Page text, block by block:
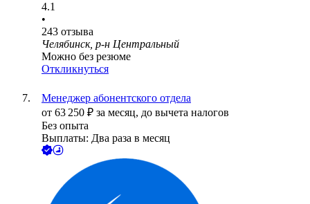
4.1
•
243 отзыва
Челябинск, р-н Центральный
Можно без резюме
Откликнуться
Менеджер абонентского отдела
от 63 250 ₽ за месяц, до вычета налогов
Без опыта
Выплаты: Два раза в месяц